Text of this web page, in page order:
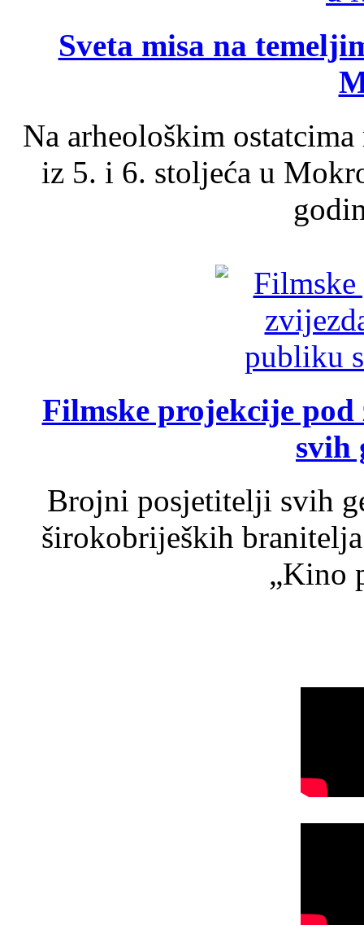
Sveta misa na
Na arheološkim
iz 5. i 6. stoljeća u
Filmske projekcije
svih
Brojni posjetitelji svih
širokobrijeških
„Kino